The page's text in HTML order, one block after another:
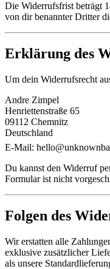
Die Widerrufsfrist beträgt
von dir benannter Dritter
Erklärung des
Um dein Widerrufsrecht
Andre Zimpel
Henriettenstraße 65
09112 Chemnitz
Deutschland
E-Mail:
Du kannst den Widerruf
Formular ist nicht
Folgen des
Wir erstatten alle
exklusive zusätzlicher
als unsere